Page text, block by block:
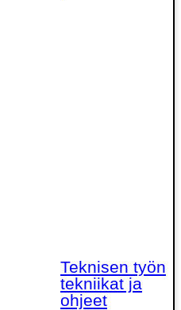
Teknisen työn
tekniikat ja
ohjeet